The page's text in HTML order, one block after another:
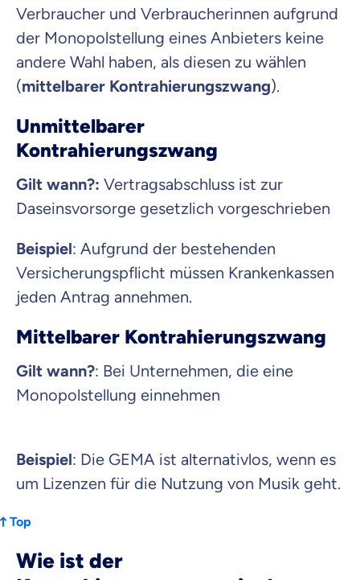
Verbraucher und Verbraucherinnen aufgrund
der Monopolstellung eines Anbieters keine
andere Wahl haben, als diesen zu wählen
(mittelbarer Kontrahierungszwang).
Unmittelbarer
Kontrahierungszwang
Gilt wann?: Vertragsabschluss ist zur
Daseinsvorsorge gesetzlich vorgeschrieben
Beispiel: Aufgrund der bestehenden
Versicherungspflicht müssen Krankenkassen
jeden Antrag annehmen.
Mittelbarer Kontrahierungszwang
Gilt wann?: Bei Unternehmen, die eine
Monopolstellung einnehmen
Beispiel: Die GEMA ist alternativlos, wenn es
um Lizenzen für die Nutzung von Musik geht.
Top
Wie ist der